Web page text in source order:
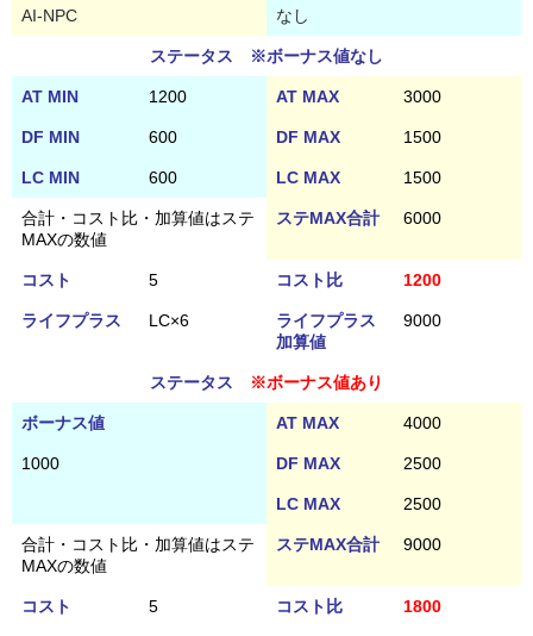
AI-NPC なし
ステータス ※ボーナス値なし
AT MIN 1200 AT MAX 3000
DF MIN 600 DF MAX 1500
LC MIN 600 LC MAX 1500
合計・コスト比・加算値はステ
MAXの数値
ステMAX合計 6000
コスト 5 コスト比 1200
ライフプラス LC×6
ライフプラス
加算値
9000
ステータス ※ボーナス値あり
ボーナス値 AT MAX 4000
1000 DF MAX 2500
LC MAX 2500
合計・コスト比・加算値はステ
MAXの数値
ステMAX合計 9000
コスト 5 コスト比 1800